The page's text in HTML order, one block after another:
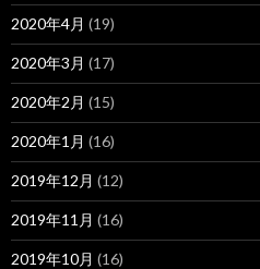
2020年4月 (19)
2020年3月 (17)
2020年2月 (15)
2020年1月 (16)
2019年12月 (12)
2019年11月 (16)
2019年10月 (16)